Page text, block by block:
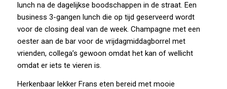
lunch na de dagelijkse boodschappen in de straat. Een
business 3-gangen lunch die op tijd geserveerd wordt
voor de closing deal van de week. Champagne met een
oester aan de bar voor de vrijdagmiddagborrel met
vrienden, collega’s gewoon omdat het kan of wellicht
omdat er iets te vieren is.
Herkenbaar lekker Frans eten bereid met mooie